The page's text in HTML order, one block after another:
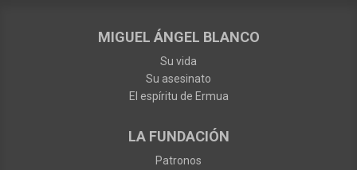
MIGUEL ÁNGEL BLANCO
Su vida
Su asesinato
El espíritu de Ermua
LA FUNDACIÓN
Patronos